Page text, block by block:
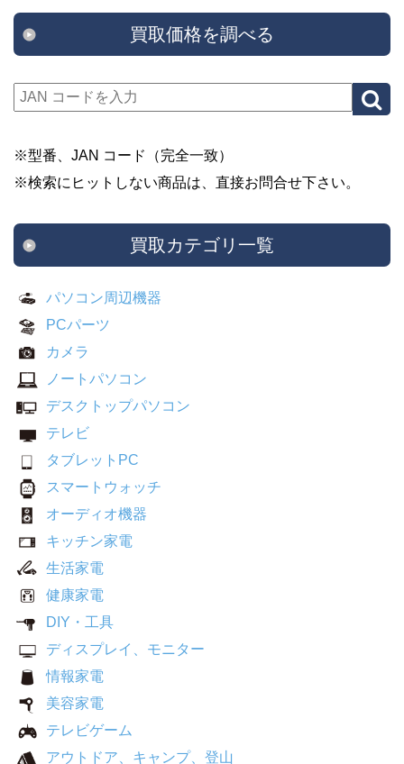
買取価格を調べる
※型番、JAN コード（完全一致）
※検索にヒットしない商品は、直接お問合せ下さい。
買取カテゴリ一覧
パソコン周辺機器
PCパーツ
カメラ
ノートパソコン
デスクトップパソコン
テレビ
タブレットPC
スマートウォッチ
オーディオ機器
キッチン家電
生活家電
健康家電
DIY・工具
ディスプレイ、モニター
情報家電
美容家電
テレビゲーム
アウトドア、キャンプ、登山